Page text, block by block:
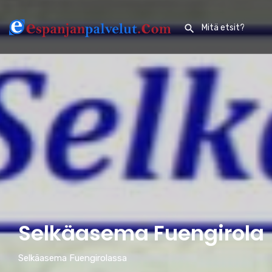
Selkäasema Fuengirola
Selkäasema Fuengirolassa